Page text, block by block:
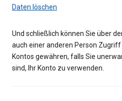
Daten löschen
Und schließlich können Sie über
auch einer anderen Person Zugriff
Kontos gewähren, falls Sie
sind, Ihr Konto zu verwenden.